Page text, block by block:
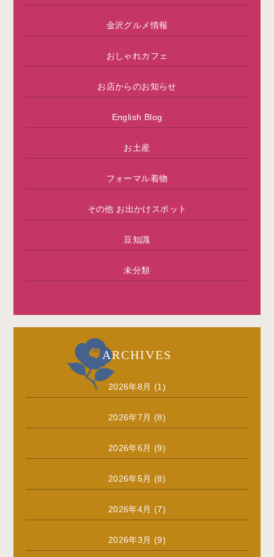
金沢グルメ情報
おしゃれカフェ
お店からのお知らせ
English Blog
お土産
フォーマル着物
その他 お出かけスポット
豆知識
未分類
ARCHIVES
2026年8月 (1)
2026年7月 (8)
2026年6月 (9)
2026年5月 (8)
2026年4月 (7)
2026年3月 (9)